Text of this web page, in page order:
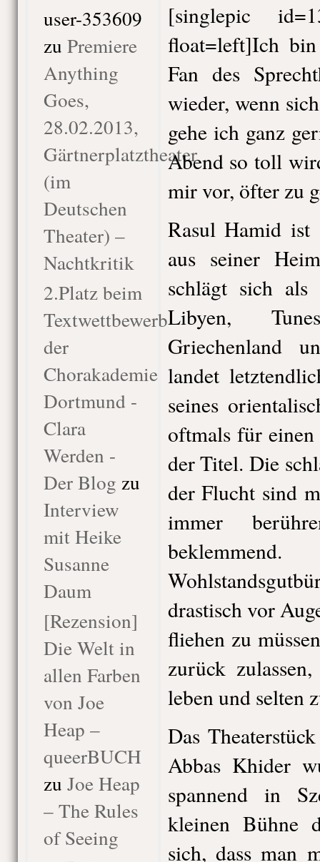
user-353609
zu Premiere
Anything
Goes,
28.02.2013,
Gärtnerplatztheater
(im
Deutschen
Theater) –
Nachtkritik
2.Platz beim
Textwettbewerb
der
Chorakademie
Dortmund -
Clara
Werden -
Der Blog zu
Interview
mit Heike
Susanne
Daum
[Rezension]
Die Welt in
allen Farben
von Joe
Heap –
queerBUCH
zu Joe Heap
– The Rules
of Seeing
[singlepic
float=left]Ich bin
Fan des
wieder, wenn
gehe ich ganz
Abend so toll
mir vor, öfter zu
Rasul Hamid
aus seiner
schlägt sich
Libyen,
Griechenland
landet
seines
oftmals für einen
der Titel. Die
der Flucht sind
immer
drastisch vor
fliehen zu
zurück
leben und selten
Das
Abbas Khider
spannend in
kleinen Bühne
sich, dass man